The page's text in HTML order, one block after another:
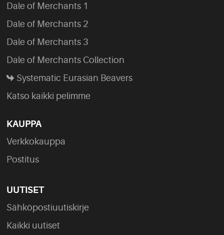
Dale of Merchants 1
Dale of Merchants 2
Dale of Merchants 3
Dale of Merchants Collection
Systematic Eurasian Beavers
Katso kaikki pelimme
KAUPPA
Verkkokauppa
Postitus
UUTISET
Sähköpostiuutiskirje
Kaikki uutiset